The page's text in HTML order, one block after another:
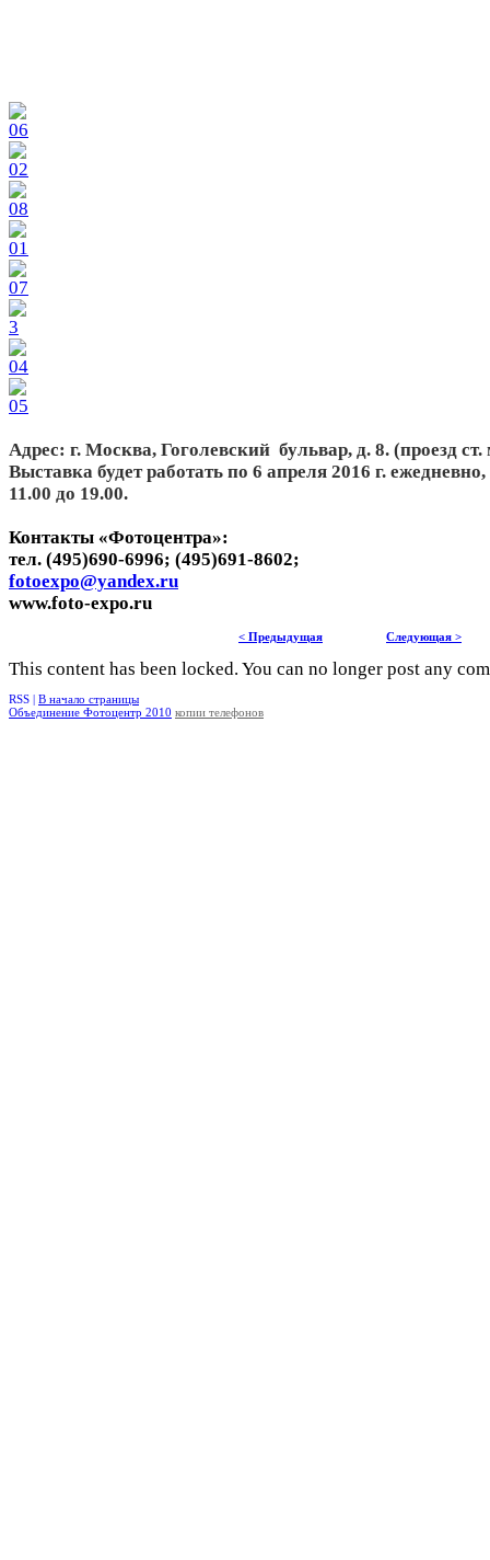
Адрес: г. Москва, Гоголевский бульвар, д. 8. (проезд
Выставка будет работать по 6 апреля 2016 г.
11.00 до 19.00.
Контакты «Фотоцентра»:
тел. (495)690-6996; (495)691-8602;
fotoexpo@yandex.ru
www.foto-expo.ru
< Предыдущая Следующая >
This content has been locked. You can no longer post any
RSS | В начало страницы
Объединение Фотоцентр 2010 копии телефонов